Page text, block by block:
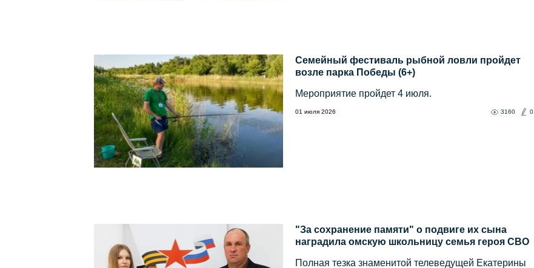
Семейный фестиваль рыбной ловли пройдет
возле парка Победы (6+)
Мероприятие пройдет 4 июля.
01 июля 2026 3160 0
"За сохранение памяти" о подвиге их сына
наградила омскую школьницу семья героя СВО
Полная тезка знаменитой телеведущей Екатерины